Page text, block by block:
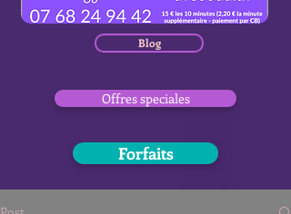
Blog
Offres speciales
Forfaits